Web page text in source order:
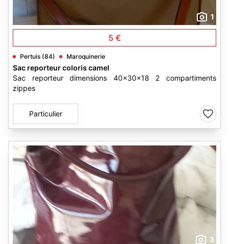
1
5 €
Pertuis (84) Maroquinerie
Sac reporteur coloris camel
Sac reporteur dimensions 40x30x18 2 compartiments
zippes
Particulier
3